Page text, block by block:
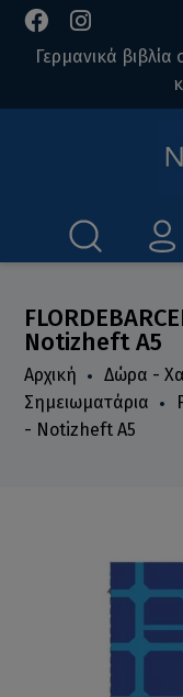
Γερμανικά
Notizheft A5
Αρχική Δώρα -
Σημειωματάρια
- Notizheft A5